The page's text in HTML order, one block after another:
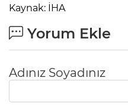
Kaynak: İHA
Yorum Ekle
Adınız Soyadınız